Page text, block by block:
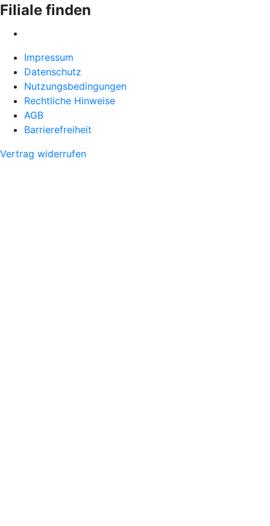
Filiale finden
Impressum
Datenschutz
Nutzungsbedingungen
Rechtliche Hinweise
AGB
Barrierefreiheit
Vertrag widerrufen